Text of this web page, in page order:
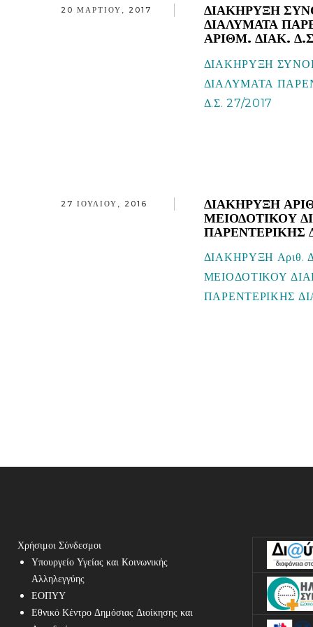
20 ΜΑΡΤΊΟΥ, 2017
ΔΙΑΚΗΡΥΞΗ
ΔΙΑΛΥΜΑΤΑ
ΑΡΙΘΜ. ΔΙΑΚ.
ΔΙΑΚΗΡΥΞΗ
ΔΙΑΛΥΜΑΤΑ
Δ.Σ. 27/2017
27 ΙΟΥΛΊΟΥ, 2016
ΔΙΑΚΗΡΥΞΗ
ΜΕΙΟΔΟΤΙΚΟΥ
ΠΑΡΕΝΤΕΡΙΚΗΣ
ΔΙΑΚΗΡΥΞΗ Αριθ.
ΜΕΙΟΔΟΤΙΚΟΥ
ΠΑΡΕΝΤΕΡΙΚΗΣ
Χρήσιμοι Σύνδεσμοι
Υπουργείο Υγείας και Κοινωνικής
Αλληλεγγύης
ΕΟΠΥΥ
Εθνικό Κέντρο Δημόσιας Διοίκησης και